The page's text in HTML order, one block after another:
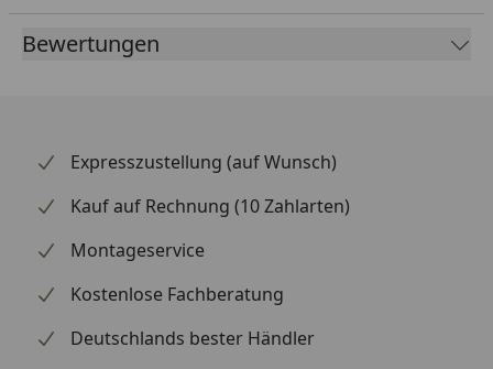
Bewertungen
Expresszustellung (auf Wunsch)
Kauf auf Rechnung (10 Zahlarten)
Montageservice
Kostenlose Fachberatung
Deutschlands bester Händler